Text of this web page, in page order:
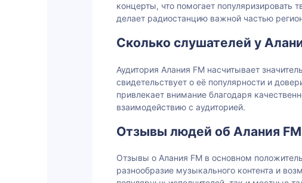
концерты, что помогает популяризировать
делает радиостанцию важной частью
Сколько слушателей у
Аудитория Алания FM насчитывает
свидетельствует о её популярности и
привлекает внимание благодаря
взаимодействию с аудиторией.
Отзывы людей об Алания FM
Отзывы о Алания FM в основном
разнообразие музыкального контента и